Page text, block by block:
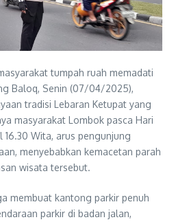
tumpah ruah memadati
Baloq, Senin (07/04/2025),
tradisi Lebaran Ketupat yang
masyarakat Lombok pasca Hari
16.30 Wita, arus pengunjung
menyebabkan kemacetan parah
wisata tersebut.
membuat kantong parkir penuh
parkir di badan jalan,